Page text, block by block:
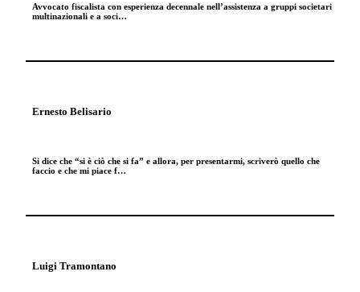
Avvocato fiscalista con esperienza decennale nell’assistenza a gruppi societari
multinazionali e a soci…
Ernesto Belisario
Si dice che “si è ciò che si fa” e allora, per presentarmi, scriverò quello che
faccio e che mi piace f…
Luigi Tramontano